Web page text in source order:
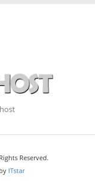
Reserved.
ITstar